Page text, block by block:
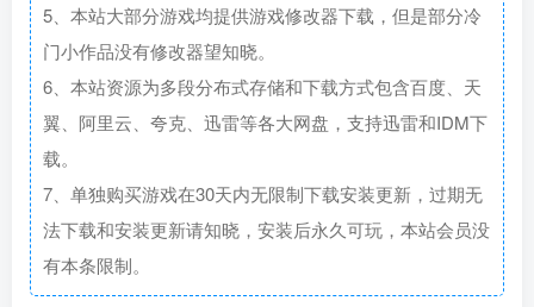
5、本站大部分游戏均提供游戏修改器下载，但是部分冷
门小作品没有修改器望知晓。
6、本站资源为多段分布式存储和下载方式包含百度、天
翼、阿里云、夸克、迅雷等各大网盘，支持迅雷和IDM下
载。
7、单独购买游戏在30天内无限制下载安装更新，过期无
法下载和安装更新请知晓，安装后永久可玩，本站会员没
有本条限制。